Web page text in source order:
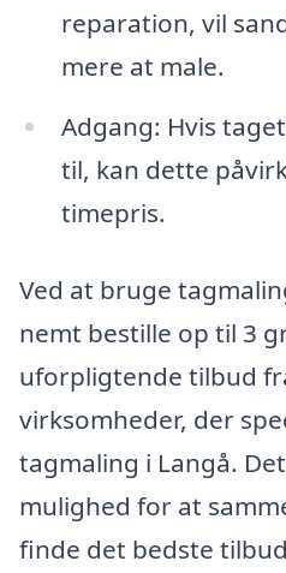
reparation, vil
mere at male.
Adgang: Hvis
til, kan dette
timepris.
Ved at bruge
nemt bestille op til 3
uforpligtende tilbud
virksomheder, der
tagmaling i Langå.
mulighed for at
finde det bedste